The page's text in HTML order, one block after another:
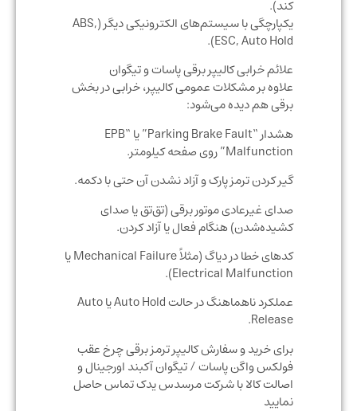
یکپارچگی با سیستم‌های الکترونیکی دیگر (ABS,
ESC, Auto Hold).
علائم خرابی کالیپر برقی پاسات و تیگوان
علاوه بر مشکلات عمومی کالیپر، خرابی در بخش
برقی هم دیده می‌شود:
هشدار “Parking Brake Fault” یا “EPB
Malfunction” روی صفحه کیلومتر.
گیر کردن ترمز پارک و آزاد نشدن آن حتی با دکمه.
صدای غیرعادی موتور برقی (تق‌تق یا صدای
کشیده‌شدن) هنگام فعال یا آزاد کردن.
کدهای خطا در دیاگ (مثلاً Mechanical Failure یا
Electrical Malfunction).
عملکرد ناهماهنگ در حالت Auto Hold یا Auto
Release.
برای خرید و سفارش کالیپر ترمز برقی چرخ عقب
فولکس واگن پاسات / تیگوان آکبند اورجینال و
اصالت کالا با شرکت مرسدس یدک تماس حاصل
نمایید